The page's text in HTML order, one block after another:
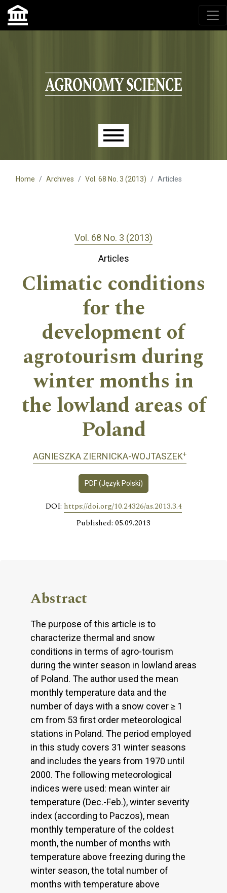
Agronomy Science, przyrodniczy lublin, czasopisma up,
czasopisma uniwersytet przyrodniczy lublin
Skip to main navigation menu
Skip to main content
Skip to site footer
Main menu
Home Archives Vol. 68 No. 3 (2013) Articles
Vol. 68 No. 3 (2013)
Articles
Climatic conditions
for the
development of
agrotourism during
winter months in
the lowland areas of
Poland
AGNIESZKA ZIERNICKA-WOJTASZEK+
PDF (Język Polski)
DOI: https://doi.org/10.24326/as.2013.3.4
Published: 05.09.2013
Abstract
The purpose of this article is to
characterize thermal and snow
conditions in terms of agro-tourism
during the winter season in lowland areas
of Poland. The author used the mean
monthly temperature data and the
number of days with a snow cover ≥ 1
cm from 53 first order meteorological
stations in Poland. The period employed
in this study covers 31 winter seasons
and includes the years from 1970 until
2000. The following meteorological
indices were used: mean winter air
temperature (Dec.-Feb.), winter severity
index (according to Paczos), mean
monthly temperature of the coldest
month, the number of months with
temperature above freezing during the
winter season, the total number of
months with temperature above